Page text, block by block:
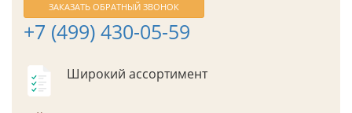
ЗАКАЗАТЬ ОБРАТНЫЙ ЗВОНОК
+7 (499) 430-05-59
Широкий ассортимент